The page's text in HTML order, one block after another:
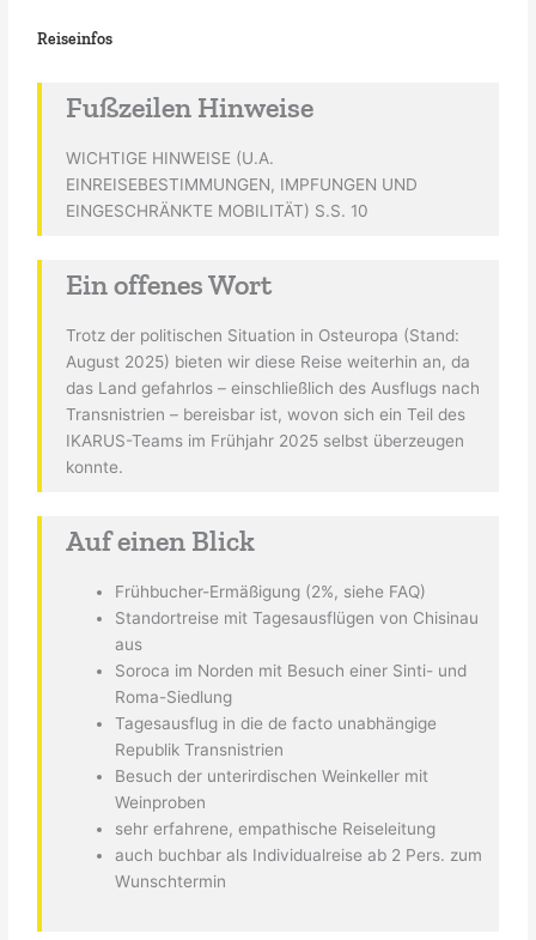
Reiseinfos
Fußzeilen Hinweise
WICHTIGE HINWEISE (U.A.
EINREISEBESTIMMUNGEN, IMPFUNGEN UND
EINGESCHRÄNKTE MOBILITÄT) S.S. 10
Ein offenes Wort
Trotz der politischen Situation in Osteuropa (Stand:
August 2025) bieten wir diese Reise weiterhin an, da
das Land gefahrlos – einschließlich des Ausflugs nach
Transnistrien – bereisbar ist, wovon sich ein Teil des
IKARUS-Teams im Frühjahr 2025 selbst überzeugen
konnte.
Auf einen Blick
Frühbucher-Ermäßigung (2%, siehe FAQ)
Standortreise mit Tagesausflügen von Chisinau
aus
Soroca im Norden mit Besuch einer Sinti- und
Roma-Siedlung
Tagesausflug in die de facto unabhängige
Republik Transnistrien
Besuch der unterirdischen Weinkeller mit
Weinproben
sehr erfahrene, empathische Reiseleitung
auch buchbar als Individualreise ab 2 Pers. zum
Wunschtermin